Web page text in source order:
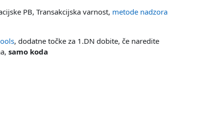
PB, Transakcijska varnost, metode nadzora
, dodatne točke za 1.DN dobite, če naredite
samo koda